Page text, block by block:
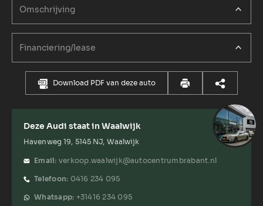
Omschrijving
Financiering/lease
Download PDF van deze auto
Deze Audi staat in Waalwijk
Havenweg 19, 5145 NJ, Waalwijk
Email: verkoop.waalwijk@autocentrumbrabant.nl
Telefoon: 0416 234 095
Whatsapp: +31416 234 095